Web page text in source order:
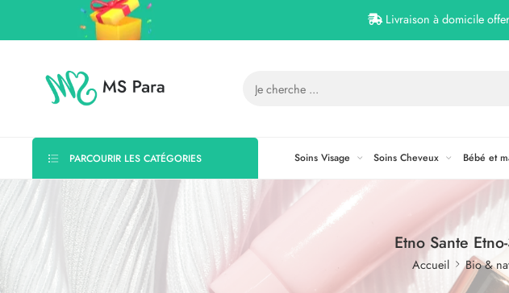
Livraison à domicile
PARCOURIR LES CATÉGORIES Soins Visage Soins Cheveux Bébé et
Etno Sante
Accueil Bio &